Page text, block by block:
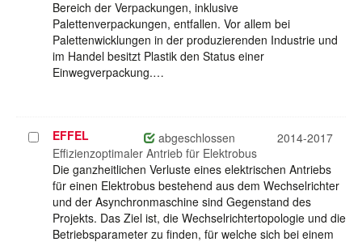
Bereich der Verpackungen, inklusive
Palettenverpackungen, entfallen. Vor allem bei
Palettenwicklungen in der produzierenden Industrie und
im Handel besitzt Plastik den Status einer
Einwegverpackung.…
Projekt
auswählen
EFFEL abgeschlossen
2014-2017
Effizienzoptimaler Antrieb für Elektrobus
Die ganzheitlichen Verluste eines elektrischen Antriebs
für einen Elektrobus bestehend aus dem Wechselrichter
und der Asynchronmaschine sind Gegenstand des
Projekts. Das Ziel ist, die Wechselrichtertopologie und die
Betriebsparameter zu finden, für welche sich bei einem